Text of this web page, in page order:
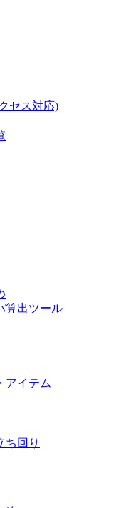
セス対応)
算出ツール
アイテム
ち回り